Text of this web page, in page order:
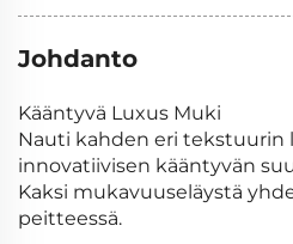
Johdanto
Kääntyvä Luxus Muki
Nauti kahden eri tekstuurin
innovatiivisen kääntyvän
Kaksi mukavuuseläystä
peitteessä.